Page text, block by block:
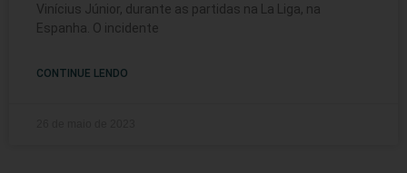
Vinícius Júnior, durante as partidas na La Liga, na
Espanha. O incidente
CONTINUE LENDO